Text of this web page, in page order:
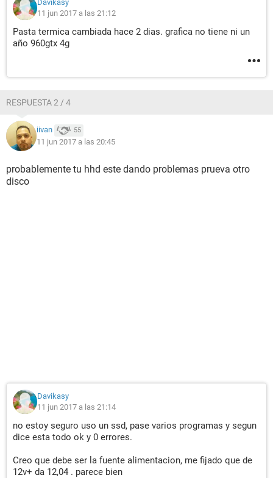
a veces con un programa y abrir navegador chrome petaba
ahora no quizas despues lo haga osea.. es aleatorio pero
mayormente peta solo abrir bf3 y terminar de cargar el
inicio de nuevo sin mas y peta. no se como explicar xD a ver
y mil gracias de antemano.
Davikasy
11 jun 2017 a las 21:12
Pasta termica cambiada hace 2 dias. grafica no tiene ni un
año 960gtx 4g
RESPUESTA 2 / 4
iivan 55
11 jun 2017 a las 20:45
probablemente tu hhd este dando problemas prueva otro
disco
Davikasy
11 jun 2017 a las 21:14
no estoy seguro uso un ssd, pase varios programas y segun
dice esta todo ok y 0 errores.
Creo que debe ser la fuente alimentacion, me fijado que de
12v+ da 12,04 . parece bien